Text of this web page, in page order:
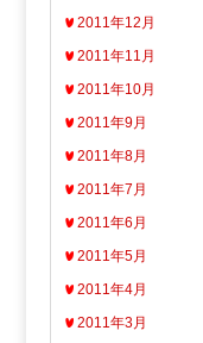
2011年12月
2011年11月
2011年10月
2011年9月
2011年8月
2011年7月
2011年6月
2011年5月
2011年4月
2011年3月